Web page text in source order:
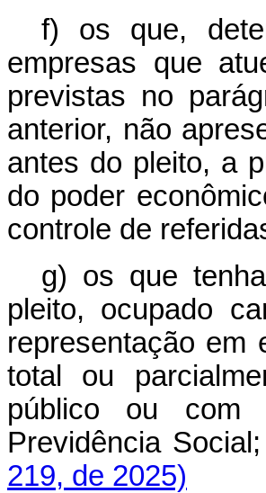
f) os que,
empresas que
previstas no
anterior, não
antes do pleito, a
do poder
controle de
g) os que
pleito, ocupado
representação em
total ou
público ou com
Previdência
219, de 2025)